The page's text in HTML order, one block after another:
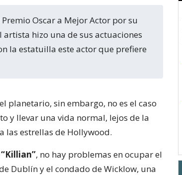
hizo una de sus actuaciones
la estatuilla este actor que prefiere
planetario, sin embargo, no es el caso
y llevar una vida normal, lejos de la
las estrellas de Hollywood.
“Killian”, no hay problemas en ocupar el
Dublín y el condado de Wicklow, una